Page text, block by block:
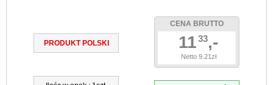
PRODUKT POLSKI
CENA BRUTTO
1133,-
Netto 9.21zł